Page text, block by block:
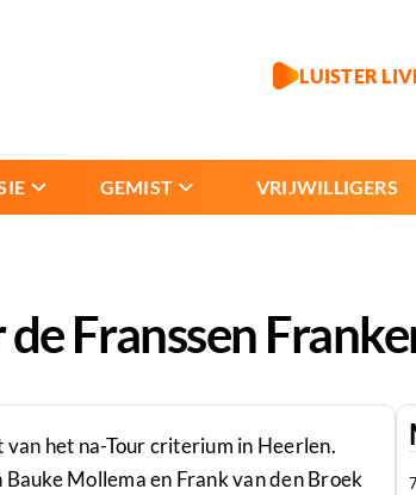
LUISTER
GEMIST VRIJWILLIGERS
Franssen
het na-Tour criterium in Heerlen.
Mollema en Frank van den Broek